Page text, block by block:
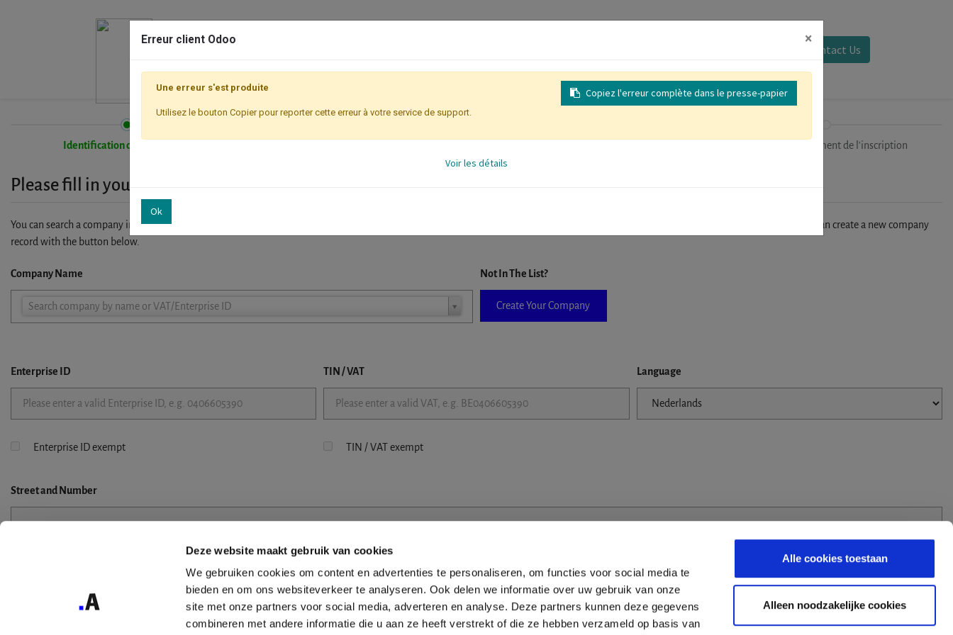
Deze website maakt gebruik van cookies
We gebruiken cookies om content en advertenties te personaliseren, om functies voor social media te
bieden en om ons websiteverkeer te analyseren. Ook delen we informatie over uw gebruik van onze
site met onze partners voor social media, adverteren en analyse. Deze partners kunnen deze gegevens
combineren met andere informatie die u aan ze heeft verstrekt of die ze hebben verzameld op basis van
Alle cookies toestaan
Alleen noodzakelijke cookies
Contact Us
Identification de l'entreprise Finalisation/Paiement de l'inscription
Please fill in your company details
You can search a company in our database by name, VAT or enterprise ID. When a company is selected it will auto-complete the form. If you don't find your company in our database, you can create a new company
record with the button below.
Company Name
Search company by name or VAT/Enterprise ID
Company
Not In The List?
Create Your Company
Enterprise ID TIN / VAT Language
Enterprise ID exempt TIN / VAT exempt
Streetand Number
Erreur client Odoo ×
Copiez l'erreur complète dans le presse-papier
Une erreur s'est produite
Utilisez le bouton Copier pour reporter cette erreur à votre service de support.
Voir les détails
Ok